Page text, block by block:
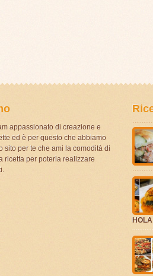
appassionato di creazione e
ed è per questo che abbiamo
sito per te che ami la comodità di
ricetta per poterla realizzare